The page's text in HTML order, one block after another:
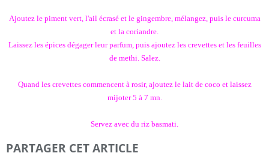
Ajoutez le piment vert, l'ail écrasé et le gingembre, mélangez, puis le curcuma
et la coriandre.
Laissez les épices dégager leur parfum, puis ajoutez les crevettes et les feuilles
de methi. Salez.
Quand les crevettes commencent à rosir, ajoutez le lait de coco et laissez
mijoter 5 à 7 mn.
Servez avec du riz basmati.
PARTAGER CET ARTICLE